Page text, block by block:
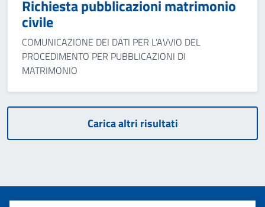
Richiesta pubblicazioni matrimonio
civile
COMUNICAZIONE DEI DATI PER L’AVVIO DEL
PROCEDIMENTO PER PUBBLICAZIONI DI
MATRIMONIO
Carica altri risultati